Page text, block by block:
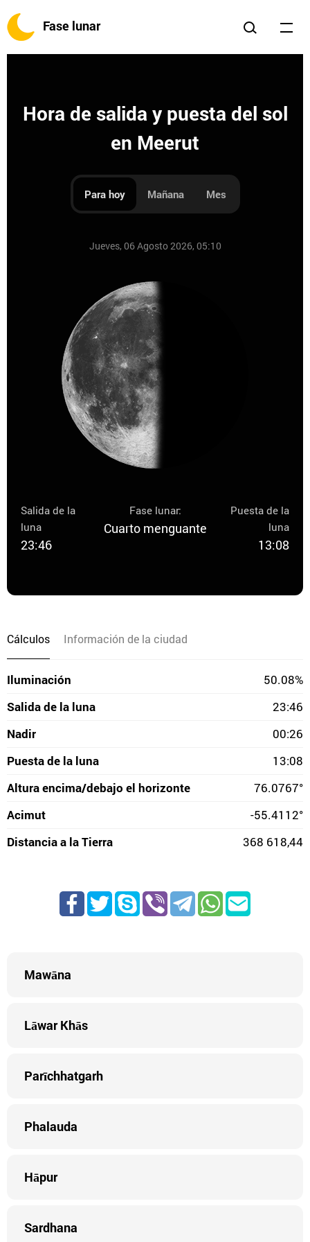
Fase lunar
Hora de salida y puesta del sol
en Meerut
Para hoy Mañana Mes
Jueves, 06 Agosto 2026, 05:10
Salida de la
luna
23:46
Fase lunar:
Cuarto menguante
Puesta de la
luna
13:08
Cálculos Información de la ciudad
Iluminación
50.08%
Salida de la luna
23:46
Nadir
00:26
Puesta de la luna
13:08
Altura encima/debajo el horizonte
76.0767°
Acimut
-55.4112°
Distancia a la Tierra
368 618,44
Mawāna
Lāwar Khās
Parīchhatgarh
Phalauda
Hāpur
Sardhana